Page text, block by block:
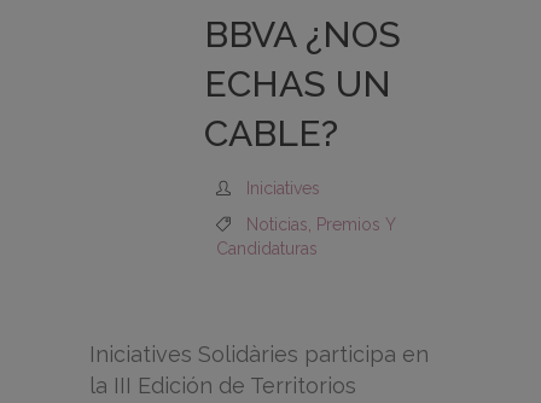
BBVA ¿NOS
ECHAS UN
CABLE?
Iniciatives
Noticias, Premios Y
Candidaturas
Iniciatives Solidàries participa en
la III Edición de Territorios